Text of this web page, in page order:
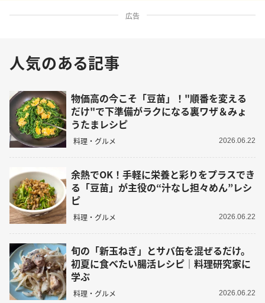
広告
人気のある記事
物価高の今こそ「豆苗」！"順番を変える
だけ"で下準備がラクになる裏ワザ＆みょ
うたまレシピ
料理・グルメ 2026.06.22
余熱でOK！手軽に栄養と彩りをプラスでき
る「豆苗」が主役の“汁なし担々めん”レシ
ピ
料理・グルメ 2026.06.22
旬の「新玉ねぎ」とサバ缶を混ぜるだけ。
初夏に食べたい腸活レシピ｜料理研究家に
学ぶ
料理・グルメ 2026.06.22